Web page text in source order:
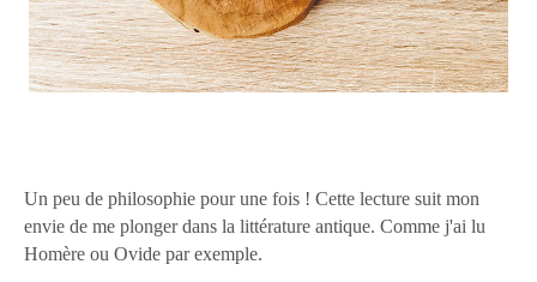
Un peu de philosophie pour une fois ! Cette lecture suit mon
envie de me plonger dans la littérature antique. Comme j'ai lu
Homère ou Ovide par exemple.